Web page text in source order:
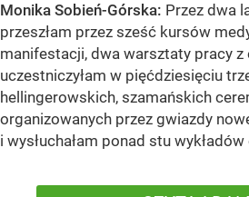
Monika Sobień-Górska: Przez dwa
przeszłam przez sześć kursów
manifestacji, dwa warsztaty pracy z
uczestniczyłam w pięćdziesięciu
hellingerowskich, szamańskich
organizowanych przez gwiazdy
i wysłuchałam ponad stu wykładów